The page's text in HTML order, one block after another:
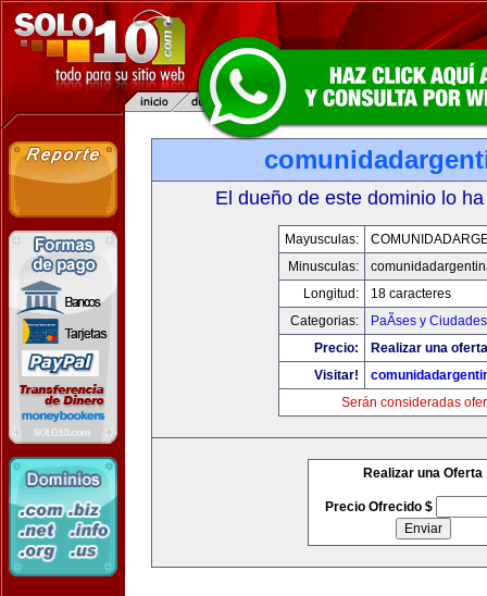
El dueño de este dominio lo
Mayusculas:
Minusculas:
Longitud:
18 caracteres
Categorias:
PaÃ­ses y Ciudades
Precio:
Realizar una
Visitar!
Serán consideradas
Realizar una Oferta
Precio Ofrecido $